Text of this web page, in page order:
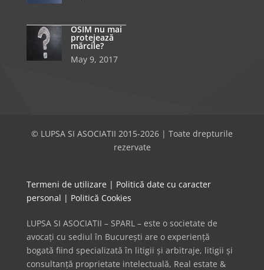
OSIM nu mai
protejează
mărcile?
May 9, 2017
© LUPSA SI ASOCIATII 2015-2026 | Toate drepturile
rezervate
Termeni de utilizare | Politică date cu caracter
personal | Politică Cookies
LUPSA SI ASOCIATII – SPARL – este o societate de
avocați cu sediul în București are o experiență
bogată fiind specializată în litigii și arbitraje, litigii și
consultanță proprietate intelectuală, Real estate &